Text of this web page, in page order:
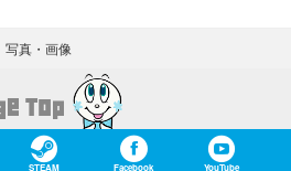
写真・画像
STEAM Facebook YouTube